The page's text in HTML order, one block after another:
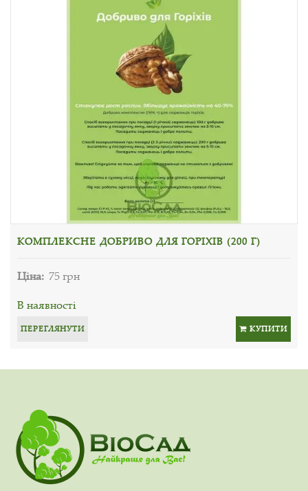
КОМПЛЕКСНЕ ДОБРИВО ДЛЯ ГОРІХІВ (200 Г)
Ціна: 75 грн
В наявності
ПЕРЕГЛЯНУТИ КУПИТИ